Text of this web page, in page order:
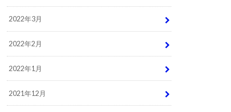
2022年3月
2022年2月
2022年1月
2021年12月